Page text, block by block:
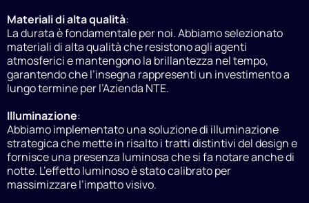
Materiali di alta qualità:
La durata è fondamentale per noi. Abbiamo selezionato
materiali di alta qualità che resistono agli agenti
atmosferici e mantengono la brillantezza nel tempo,
garantendo che l’insegna rappresenti un investimento a
lungo termine per l’Azienda NTE.
Illuminazione:
Abbiamo implementato una soluzione di illuminazione
strategica che mette in risalto i tratti distintivi del design e
fornisce una presenza luminosa che si fa notare anche di
notte. L’effetto luminoso è stato calibrato per
massimizzare l’impatto visivo.